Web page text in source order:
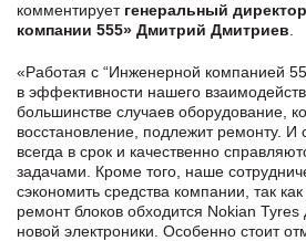
комментирует генеральный
компании 555» Дмитрий Дмитриев
«Работая с “Инженерной компанией
в эффективности нашего
большинстве случаев оборудование,
восстановление, подлежит ремонту. И
всегда в срок и качественно
задачами. Кроме того, наше
сэкономить средства компании, так
ремонт блоков обходится Nokian
новой электроники. Особенно стоит